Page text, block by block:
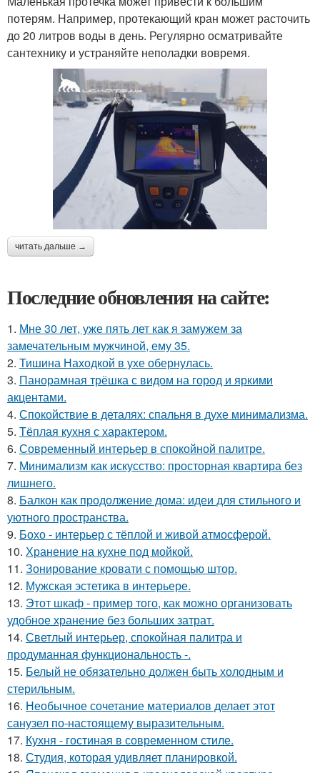
потерям. Например, протекающий кран может расточить
до 20 литров воды в день. Регулярно осматривайте
сантехнику и устраняйте неполадки вовремя.
читать дальше →
Последние обновления на сайте:
1. Мне 30 лет, уже пять лет как я замужем за
замечательным мужчиной, ему 35.
2. Тишина Находкой в ухе обернулась.
3. Панорамная трёшка с видом на город и яркими
акцентами.
4. Спокойствие в деталях: спальня в духе минимализма.
5. Тёплая кухня с характером.
6. Современный интерьер в спокойной палитре.
7. Минимализм как искусство: просторная квартира без
лишнего.
8. Балкон как продолжение дома: идеи для стильного и
уютного пространства.
9. Бохо - интерьер с тёплой и живой атмосферой.
10. Хранение на кухне под мойкой.
11. Зонирование кровати с помощью штор.
12. Мужская эстетика в интерьере.
13. Этот шкаф - пример того, как можно организовать
удобное хранение без больших затрат.
14. Светлый интерьер, спокойная палитра и
продуманная функциональность -.
15. Белый не обязательно должен быть холодным и
стерильным.
16. Необычное сочетание материалов делает этот
санузел по-настоящему выразительным.
17. Кухня - гостиная в современном стиле.
18. Студия, которая удивляет планировкой.